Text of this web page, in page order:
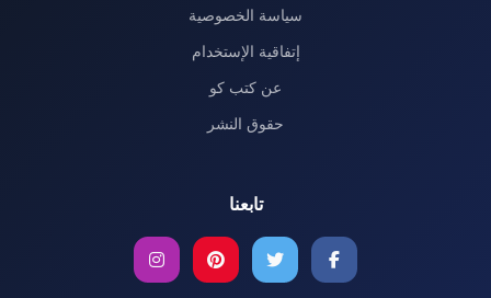
سياسة الخصوصية
إتفاقية الإستخدام
عن كتب كو
حقوق النشر
تابعنا